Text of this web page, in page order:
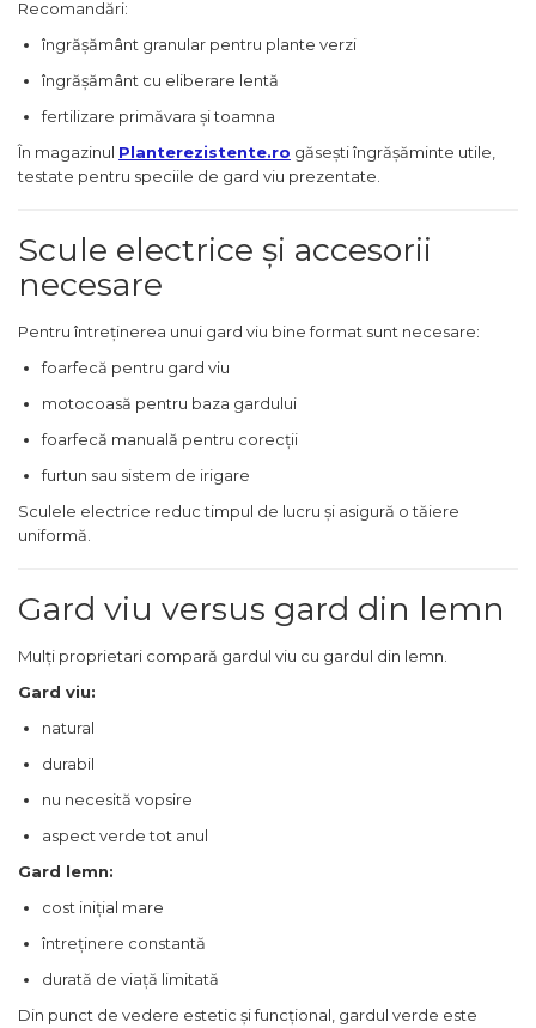
Recomandări:
îngrășământ granular pentru plante verzi
îngrășământ cu eliberare lentă
fertilizare primăvara și toamna
În magazinul Planterezistente.ro găsești îngrășăminte utile,
testate pentru speciile de gard viu prezentate.
Scule electrice și accesorii
necesare
Pentru întreținerea unui gard viu bine format sunt necesare:
foarfecă pentru gard viu
motocoasă pentru baza gardului
foarfecă manuală pentru corecții
furtun sau sistem de irigare
Sculele electrice reduc timpul de lucru și asigură o tăiere
uniformă.
Gard viu versus gard din lemn
Mulți proprietari compară gardul viu cu gardul din lemn.
Gard viu:
natural
durabil
nu necesită vopsire
aspect verde tot anul
Gard lemn:
cost inițial mare
întreținere constantă
durată de viață limitată
Din punct de vedere estetic și funcțional, gardul verde este